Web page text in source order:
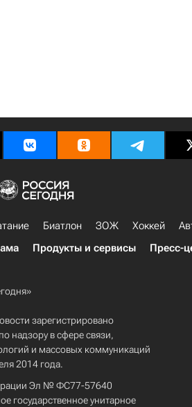
Биатлон ЗОЖ Хоккей
Продукты и сервисы Пресс-
зарегистрировано
надзору в сфере связи,
и массовых коммуникаций
2014 года.
Эл № ФС77-57640
государственное унитарное